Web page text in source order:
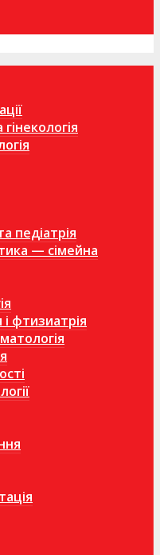
педіатрія
— сімейна
фтизиатрія